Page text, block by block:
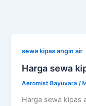
sewa kipas angin air
Harga sewa
Aeromist Bayuvara /
Harga sewa kipas